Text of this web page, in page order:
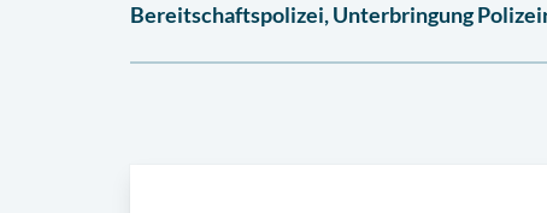
Bereitschaftspolizei, Unterbringung